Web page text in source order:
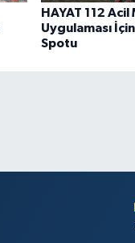
HAYAT 112 Acil
Uygulaması
Spotu